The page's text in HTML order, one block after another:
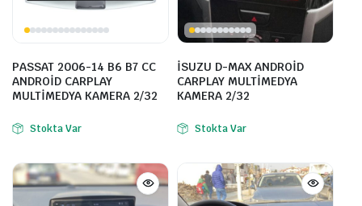
PASSAT 2006-14 B6 B7 CC
ANDROİD CARPLAY
MULTİMEDYA KAMERA 2/32
Stokta Var
İSUZU D-MAX ANDROİD
CARPLAY MULTİMEDYA
KAMERA 2/32
Stokta Var